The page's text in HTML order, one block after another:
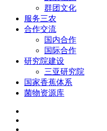
群团文化
服务三农
合作交流
国内合作
国际合作
研究院建设
三亚研究院
国家香蕉体系
菌物资源库